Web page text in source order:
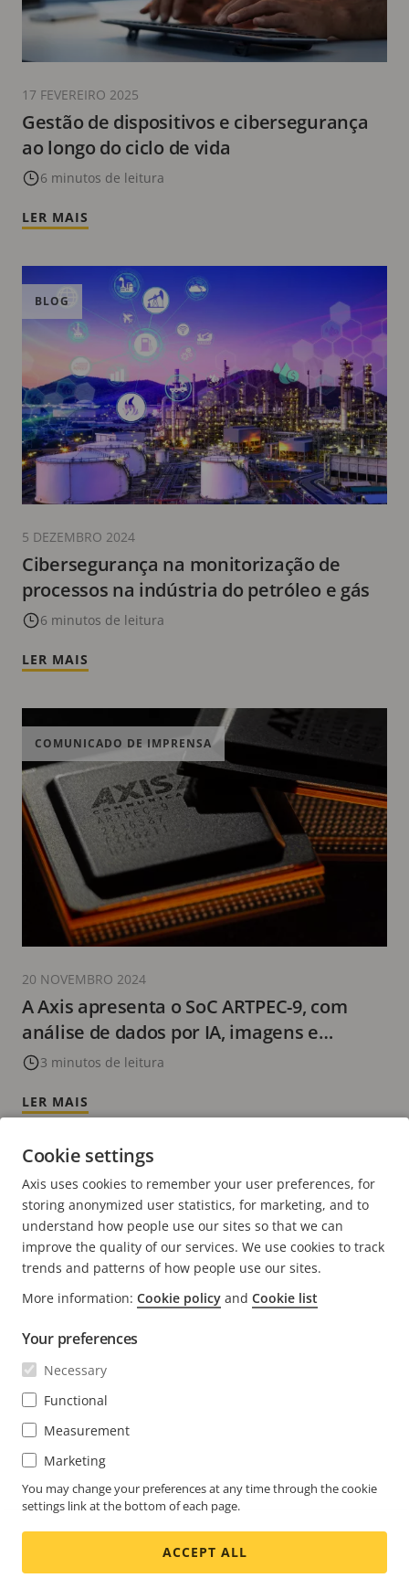
Gestão de dispositivos e cibersegurança
ao longo do ciclo de vida
6 minutos de leitura
17 FEVEREIRO 2025
LER MAIS
Cibersegurança na monitorização de
processos na indústria do petróleo e gás
6 minutos de leitura
BLOG
5 DEZEMBRO 2024
LER MAIS
A Axis apresenta o SoC ARTPEC-9, com
análise de dados por IA, imagens e
cibersegurança de última geração
3 minutos de leitura
COMUNICADO DE IMPRENSA
20 NOVEMBRO 2024
LER MAIS
PÁGINA
ATUAL
1 PAGE
2 PAGE
3
PÁGINA
SEGUINTE
>
FOOTER
CONTACTO
Contacte-nos
Centro de experiência
NOTÍCIAS E HISTÓRIAS
Histórias de clientes
Life at Axis
Engineering at Axis
SUBSCREVER
Subscrever o boletim informativo
Subscrever e-mails de notificação de segurança da
Axis
PORTUGAL / PORTUGUÊS NEWSROOM
Social
Media
Facebook
Linkedin
Youtube
X
(Twitter)
Instagram
Cookie settings
Axis uses cookies to remember your user preferences, for
storing anonymized user statistics, for marketing, and to
understand how people use our sites so that we can
improve the quality of our services. We use cookies to track
trends and patterns of how people use our sites.
More information: Cookie policy and Cookie list
Your preferences
Necessary
Functional
Measurement
Marketing
You may change your preferences at any time through the cookie
settings link at the bottom of each page.
ACCEPT ALL